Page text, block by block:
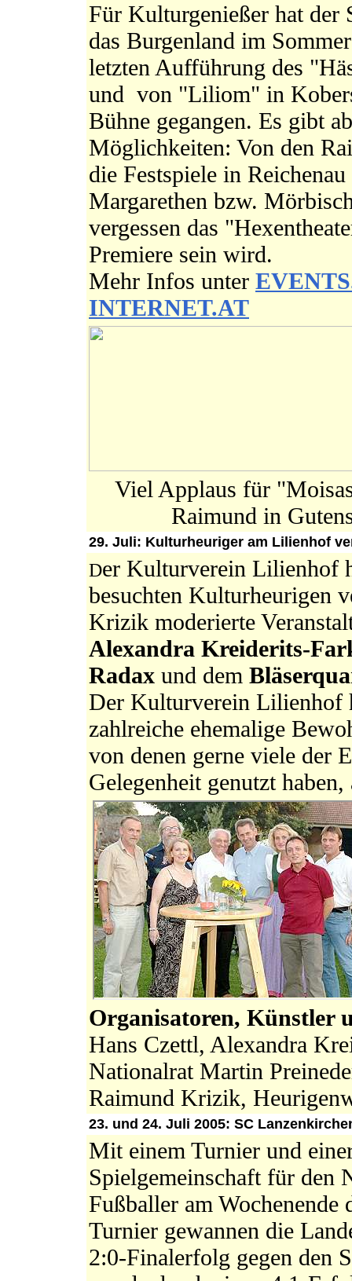
Für Kulturgenießer hat der
das Burgenland im
letzten Aufführung des
und von "Liliom" in
Bühne gegangen. Es gibt
Möglichkeiten: Von den
die Festspiele in
Margarethen bzw.
vergessen das
Premiere sein wird.
Mehr Infos unter
INTERNET.AT
Viel Applaus für
Raimund in
29. Juli: Kulturheuriger am Lilienhof
Der Kulturverein Lilienhof
besuchten Kulturheurigen
Krizik moderierte
Alexandra Kreiderits-
Radax und dem
Der Kulturverein Lilienhof
zahlreiche ehemalige
von denen gerne viele der
Gelegenheit genutzt
Organisatoren, Künstler
Hans Czettl, Alexandra
Nationalrat Martin
Raimund Krizik,
23. und 24. Juli 2005: SC
Mit einem Turnier und
Spielgemeinschaft für den
Fußballer am
Turnier gewannen die
2:0-Finalerfolg gegen den